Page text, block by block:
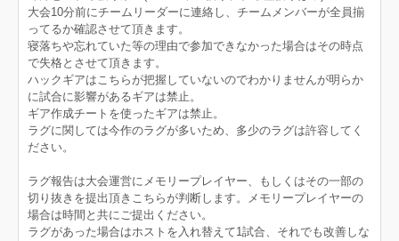
大会10分前にチームリーダーに連絡し、チームメンバーが全員揃
ってるか確認させて頂きます。
寝落ちや忘れていた等の理由で参加できなかった場合はその時点
で失格とさせて頂きます。
ハックギアはこちらが把握していないのでわかりませんが明らか
に試合に影響があるギアは禁止。
ギア作成チートを使ったギアは禁止。
ラグに関しては今作のラグが多いため、多少のラグは許容してく
ださい。
ラグ報告は大会運営にメモリープレイヤー、もしくはその一部の
切り抜きを提出頂きこちらが判断します。メモリープレイヤーの
場合は時間と共にご提出ください。
ラグがあった場合はホストを入れ替えて1試合、それでも改善しな